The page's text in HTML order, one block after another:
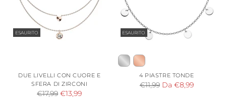
ESAURITO
DUE LIVELLI CON CUORE E
SFERA DI ZIRCONI
Prezzo
€17,99 €13,99
ESAURITO
4 PIASTRE TONDE
Prezzo
€11,99 Da €8,99